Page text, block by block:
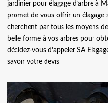
jardinier pour élagage d’arbre à
promet de vous offrir un élagage
cherchent par tous les moyens
belle forme à vos arbres pour
décidez-vous d’appeler SA
savoir votre devis !